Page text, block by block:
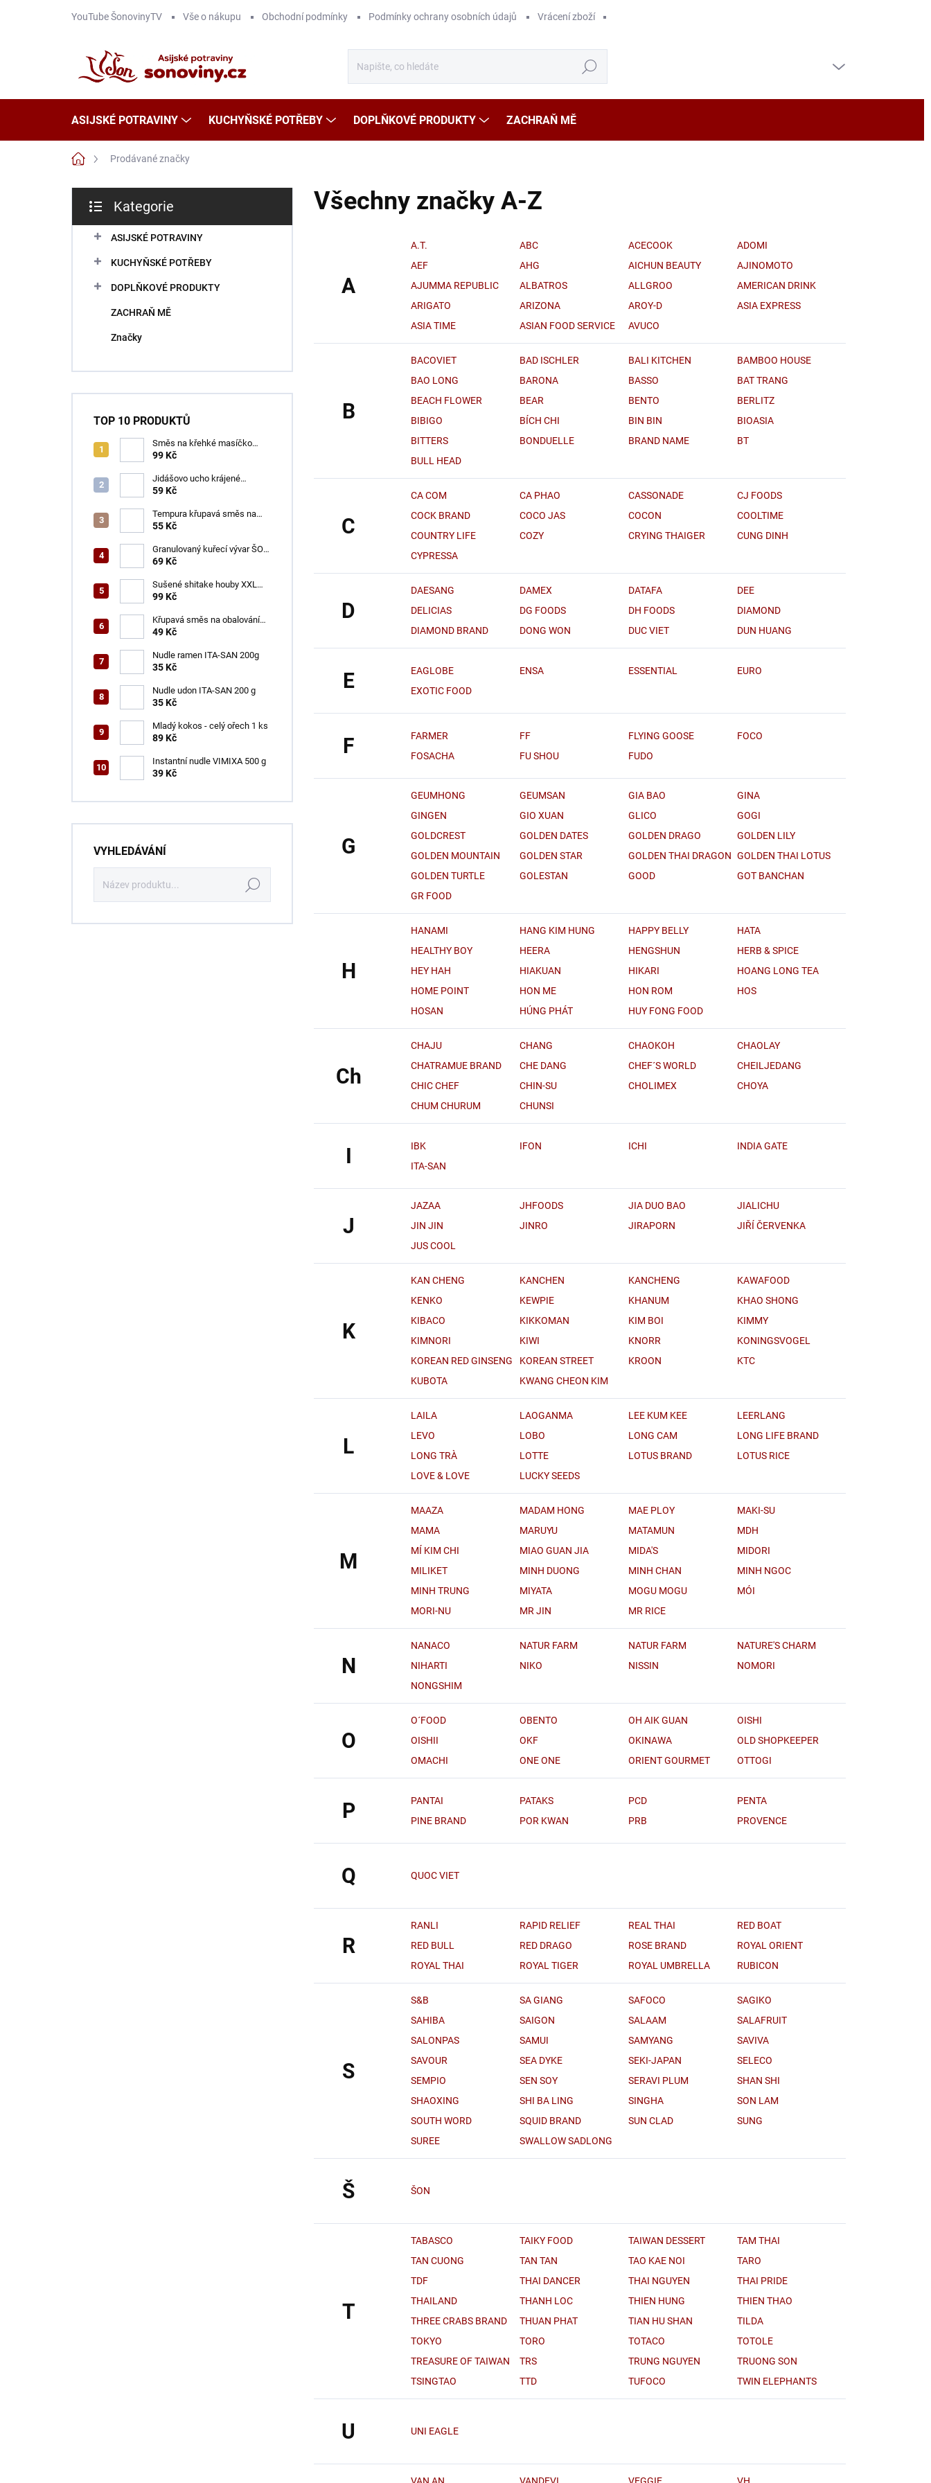
YouTube ŠonovinyTV Vše o nákupu Obchodní podmínky Podmínky ochrany osobních údajů Vrácení zboží
Hledat
ASIJSKÉ POTRAVINY KUCHYŇSKÉ POTŘEBY DOPLŇKOVÉ PRODUKTY ZACHRAŇ MĚ
Domů Prodávané značky
s
e
l
kategorie
Kategorie
ASIJSKÉ POTRAVINY
KUCHYŇSKÉ POTŘEBY
DOPLŇKOVÉ PRODUKTY
ZACHRAŇ MĚ
Značky
TOP 10 PRODUKTŮ
Směs na křehké masíčko
ŠON 125 g
99 Kč
Jidášovo ucho krájené
TOTACO 100 g
59 Kč
Tempura křupavá směs na
obalování GOGI 150 g
55 Kč
Granulovaný kuřecí vývar ŠON
100 g
69 Kč
Sušené shitake houby XXL
ŠON 100 g
99 Kč
Křupavá směs na obalování
VINH THUAN 150 g
49 Kč
Nudle ramen ITA-SAN 200g
35 Kč
Nudle udon ITA-SAN 200 g
35 Kč
Mladý kokos - celý ořech 1 ks
89 Kč
Instantní nudle VIMIXA 500 g
39 Kč
VYHLEDÁVÁNÍ
Hledat
Všechny značky A-Z
A
A.T. ABC ACECOOK
ADOMI
AEF
AHG AICHUN BEAUTY
AJINOMOTO
AJUMMA REPUBLIC
ALBATROS ALLGROO
AMERICAN DRINK
ARIGATO
ARIZONA AROY-D
ASIA EXPRESS
ASIA TIME
ASIAN FOOD SERVICE AVUCO
B
BACOVIET BAD ISCHLER BALI KITCHEN
BAMBOO HOUSE
BAO LONG
BARONA BASSO
BAT TRANG
BEACH FLOWER
BEAR BENTO
BERLITZ
BIBIGO
BÍCH CHI BIN BIN
BIOASIA
BITTERS
BONDUELLE BRAND NAME
BT
BULL HEAD
C
CA COM CA PHAO CASSONADE
CJ FOODS
COCK BRAND
COCO JAS COCON
COOLTIME
COUNTRY LIFE
COZY CRYING THAIGER
CUNG DINH
CYPRESSA
D
DAESANG DAMEX DATAFA
DEE
DELICIAS
DG FOODS DH FOODS
DIAMOND
DIAMOND BRAND
DONG WON DUC VIET DUN HUANG
E EAGLOBE ENSA ESSENTIAL
EURO
EXOTIC FOOD
F FARMER FF FLYING GOOSE
FOCO
FOSACHA
FU SHOU FUDO
G
GEUMHONG GEUMSAN GIA BAO
GINA
GINGEN
GIO XUAN GLICO
GOGI
GOLDCREST
GOLDEN DATES GOLDEN DRAGO
GOLDEN LILY
GOLDEN MOUNTAIN
GOLDEN STAR GOLDEN THAI DRAGON GOLDEN THAI LOTUS
GOLDEN TURTLE
GOLESTAN GOOD
GOT BANCHAN
GR FOOD
H
HANAMI HANG KIM HUNG HAPPY BELLY
HATA
HEALTHY BOY
HEERA HENGSHUN
HERB & SPICE
HEY HAH
HIAKUAN HIKARI
HOANG LONG TEA
HOME POINT
HON ME HON ROM
HOS
HOSAN
HÚNG PHÁT HUY FONG FOOD
Ch
CHAJU CHANG CHAOKOH
CHAOLAY
CHATRAMUE BRAND
CHE DANG CHEF´S WORLD
CHEILJEDANG
CHIC CHEF
CHIN-SU CHOLIMEX
CHOYA
CHUM CHURUM
CHUNSI
I IBK IFON ICHI
INDIA GATE
ITA-SAN
J
JAZAA JHFOODS JIA DUO BAO
JIALICHU
JIN JIN
JINRO JIRAPORN
JIŘÍ ČERVENKA
JUS COOL
K
KAN CHENG KANCHEN KANCHENG
KAWAFOOD
KENKO
KEWPIE KHANUM
KHAO SHONG
KIBACO
KIKKOMAN KIM BOI
KIMMY
KIMNORI
KIWI KNORR
KONINGSVOGEL
KOREAN RED GINSENG
KOREAN STREET KROON
KTC
KUBOTA
KWANG CHEON KIM
L
LAILA LAOGANMA LEE KUM KEE
LEERLANG
LEVO
LOBO LONG CAM
LONG LIFE BRAND
LONG TRÀ
LOTTE LOTUS BRAND
LOTUS RICE
LOVE & LOVE
LUCKY SEEDS
M
MAAZA MADAM HONG MAE PLOY
MAKI-SU
MAMA
MARUYU MATAMUN
MDH
MÍ KIM CHI
MIAO GUAN JIA MIDA'S
MIDORI
MILIKET
MINH DUONG MINH CHAN
MINH NGOC
MINH TRUNG
MIYATA MOGU MOGU
MÓI
MORI-NU
MR JIN MR RICE
N
NANACO NATUR FARM NATUR FARM
NATURE'S CHARM
NIHARTI
NIKO NISSIN
NOMORI
NONGSHIM
O
O´FOOD OBENTO OH AIK GUAN
OISHI
OISHII
OKF OKINAWA
OLD SHOPKEEPER
OMACHI
ONE ONE ORIENT GOURMET OTTOGI
P PANTAI PATAKS PCD
PENTA
PINE BRAND
POR KWAN PRB PROVENCE
Q QUOC VIET
R
RANLI RAPID RELIEF REAL THAI
RED BOAT
RED BULL
RED DRAGO ROSE BRAND
ROYAL ORIENT
ROYAL THAI
ROYAL TIGER ROYAL UMBRELLA RUBICON
S
S&B SA GIANG SAFOCO
SAGIKO
SAHIBA
SAIGON SALAAM
SALAFRUIT
SALONPAS
SAMUI SAMYANG
SAVIVA
SAVOUR
SEA DYKE SEKI-JAPAN
SELECO
SEMPIO
SEN SOY SERAVI PLUM
SHAN SHI
SHAOXING
SHI BA LING SINGHA
SON LAM
SOUTH WORD
SQUID BRAND SUN CLAD
SUNG
SUREE
SWALLOW SADLONG
Š ŠON
T
TABASCO TAIKY FOOD TAIWAN DESSERT
TAM THAI
TAN CUONG
TAN TAN TAO KAE NOI
TARO
TDF
THAI DANCER THAI NGUYEN
THAI PRIDE
THAILAND
THANH LOC THIEN HUNG
THIEN THAO
THREE CRABS BRAND
THUAN PHAT TIAN HU SHAN
TILDA
TOKYO
TORO TOTACO
TOTOLE
TREASURE OF TAIWAN
TRS TRUNG NGUYEN
TRUONG SON
TSINGTAO
TTD TUFOCO TWIN ELEPHANTS
U UNI EAGLE